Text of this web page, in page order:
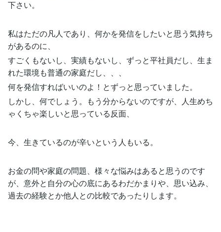
下さい。
私はただの凡人であり、何かを発信をしたいと思う気持ち
があるのに、
すごくもないし、実績もないし、ずっと平社員だし、生ま
れた環境も普通の家庭だし、、、
何を発信すればいいのよ！とずっと思っていました。
しかし、何でしょう。もう分からないのですが、人生めち
ゃくちゃ楽しいと思っている反面、
今、生きているのが辛いという人もいる。
お金の問や家庭の問題、様々な悩みはあると思うのです
が、意外と自分の心の底にあるわだかまりや、思い込み、
過去の経験とか他人との比較であったりします。